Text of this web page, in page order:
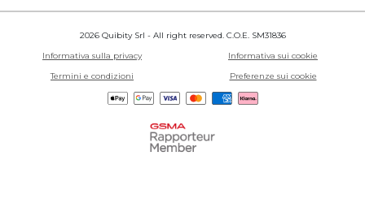
2026 Quibity Srl - All right reserved. C.O.E. SM31836
Informativa sulla privacy
Informativa sui cookie
Termini e condizioni
Preferenze sui cookie